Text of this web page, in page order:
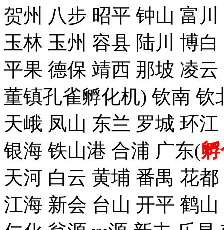
贺州 八步 昭平 钟山 富
玉林 玉州 容县 陆川 博
平果 德保 靖西 那坡 凌
董镇孔雀孵化机) 钦南
天峨 凤山 东兰 罗城 环
银海 铁山港 合浦 广东(
天河 白云 黄埔 番禺 花
江海 新会 台山 开平 鹤